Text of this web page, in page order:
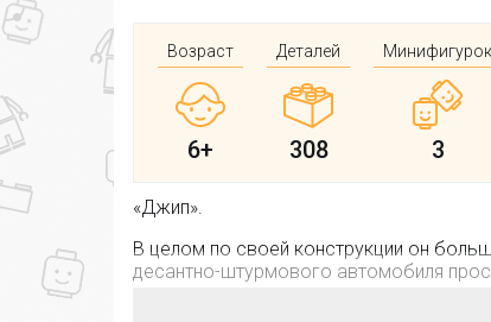
Возраст
6+
Деталей
308
Минифигурок
3
«Джип».
В целом по своей конструкции он
десантно-штурмового автомобиля